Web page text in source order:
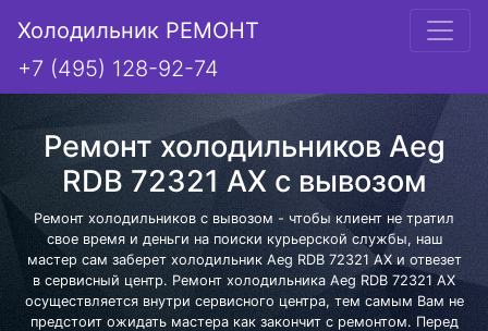
Холодильник РЕМОНТ
+7 (495) 128-92-74
Ремонт холодильников Aeg
RDB 72321 AX с вывозом
Ремонт холодильников с вывозом - чтобы клиент не тратил
свое время и деньги на поиски курьерской службы, наш
мастер сам заберет холодильник Aeg RDB 72321 AX и отвезет
в сервисный центр. Ремонт холодильника Aeg RDB 72321 AX
осуществляется внутри сервисного центра, тем самым Вам не
предстоит ожидать мастера как закончит с ремонтом. Перед